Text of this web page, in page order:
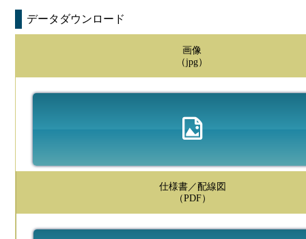
データダウンロード
画像
（jpg）
仕様書／配線図
（PDF）